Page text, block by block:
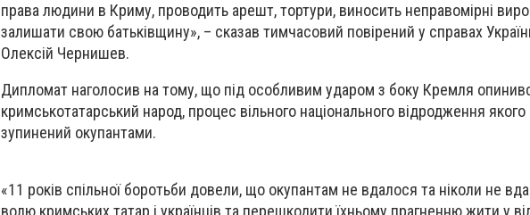
права людини в Криму, проводить арешт, тортури, виносить неправомірні
залишати свою батьківщину», – сказав тимчасовий повірений у справах
Олексій Чернишев.
Дипломат наголосив на тому, що під особливим ударом з боку Кремля
кримськотатарський народ, процес вільного національного відродження якого
зупинений окупантами.
«11 років спільної боротьби довели, що окупантам не вдалося та ніколи не
волю кримських татар і українців та перешкодити їхньому прагненню жити у